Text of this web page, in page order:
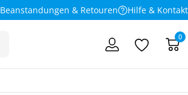
Beanstandungen & Retouren Hilfe & Kontakt
0